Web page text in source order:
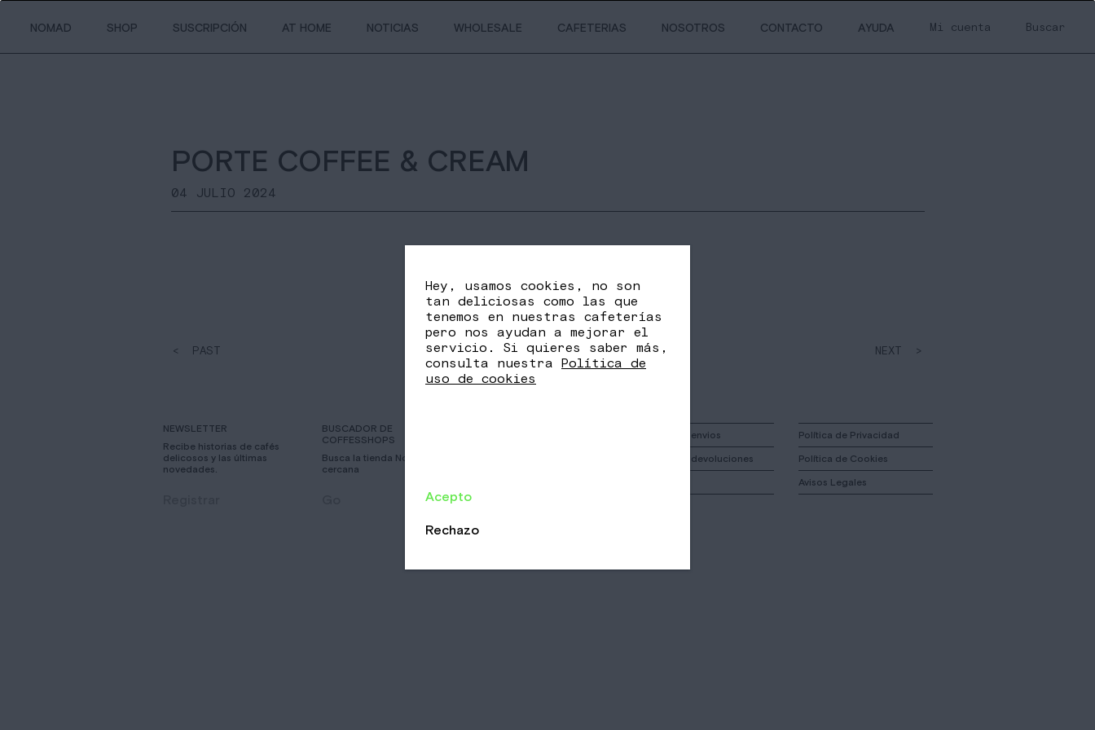
NOMAD SHOP SUSCRIPCIÓN AT HOME NOTICIAS WHOLESALE CAFETERIAS NOSOTROS CONTACTO AYUDA Mi cuenta Buscar
PORTE COFFEE & CREAM
04 JULIO 2024
< PAST SHARE FB TW NEXT >
NEWSLETTER
Recibe historias de cafés
delicosos y las últimas
novedades.
BUSCADOR DE
COFFESSHOPS
Busca la tienda Nomad más
cercana
Política de envios
Política de devoluciones
Política de Privacidad
Política de Cookies
Avisos Legales
Hey, usamos cookies, no son
tan deliciosas como las que
tenemos en nuestras cafeterías
pero nos ayudan a mejorar el
servicio. Si quieres saber más,
consulta nuestra Política de
uso de cookies
Acepto
Rechazo